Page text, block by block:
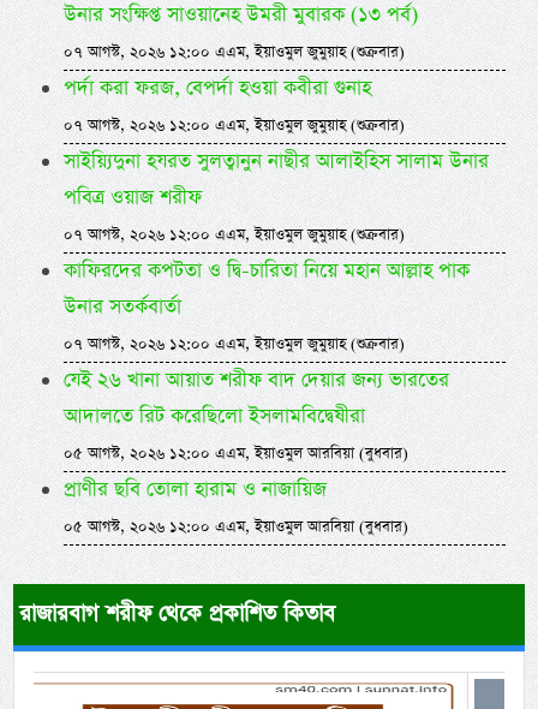
উনার সংক্ষিপ্ত সাওয়ানেহ উমরী মুবারক (১৩ পর্ব)
০৭ আগস্ট, ২০২৬ ১২:০০ এএম, ইয়াওমুল জুমুয়াহ (শুক্রবার)
পর্দা করা ফরজ, বেপর্দা হওয়া কবীরা গুনাহ
০৭ আগস্ট, ২০২৬ ১২:০০ এএম, ইয়াওমুল জুমুয়াহ (শুক্রবার)
সাইয়্যিদুনা হযরত সুলত্বানুন নাছীর আলাইহিস সালাম উনার
পবিত্র ওয়াজ শরীফ
০৭ আগস্ট, ২০২৬ ১২:০০ এএম, ইয়াওমুল জুমুয়াহ (শুক্রবার)
কাফিরদের কপটতা ও দ্বি-চারিতা নিয়ে মহান আল্লাহ পাক
উনার সতর্কবার্তা
০৭ আগস্ট, ২০২৬ ১২:০০ এএম, ইয়াওমুল জুমুয়াহ (শুক্রবার)
যেই ২৬ খানা আয়াত শরীফ বাদ দেয়ার জন্য ভারতের
আদালতে রিট করেছিলো ইসলামবিদ্বেষীরা
০৫ আগস্ট, ২০২৬ ১২:০০ এএম, ইয়াওমুল আরবিয়া (বুধবার)
প্রাণীর ছবি তোলা হারাম ও নাজায়িজ
০৫ আগস্ট, ২০২৬ ১২:০০ এএম, ইয়াওমুল আরবিয়া (বুধবার)
রাজারবাগ শরীফ থেকে প্রকাশিত কিতাব